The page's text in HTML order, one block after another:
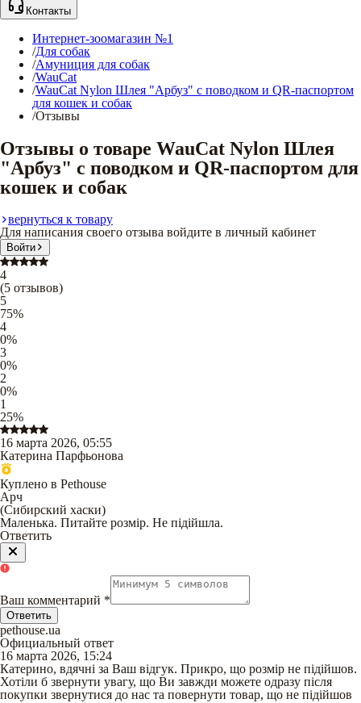
Контакты
Интернет-зоомагазин №1
/Для собак
/Амуниция для собак
/WauCat
/WauCat Nylon Шлея "Арбуз" с поводком и QR-паспортом
для кошек и собак
/Отзывы
Отзывы о товаре WauCat Nylon Шлея
"Арбуз" с поводком и QR-паспортом для
кошек и собак
вернуться к товару
Для написания своего отзыва войдите в личный кабинет
Войти
4
(5 отзывов)
5
75%
4
0%
3
0%
2
0%
1
25%
16 марта 2026, 05:55
Катерина Парфьонова
Куплено в Pethouse
Арч
(Сибирский хаски)
Маленька. Питайте розмір. Не підійшла.
Ответить
Ваш комментарий *
Ответить
pethouse.ua
Официальный ответ
16 марта 2026, 15:24
Катерино, вдячні за Ваш відгук. Прикро, що розмір не підійшов.
Хотіли б звернути увагу, що Ви завжди можете одразу після
покупки звернутися до нас та повернути товар, що не підійшов